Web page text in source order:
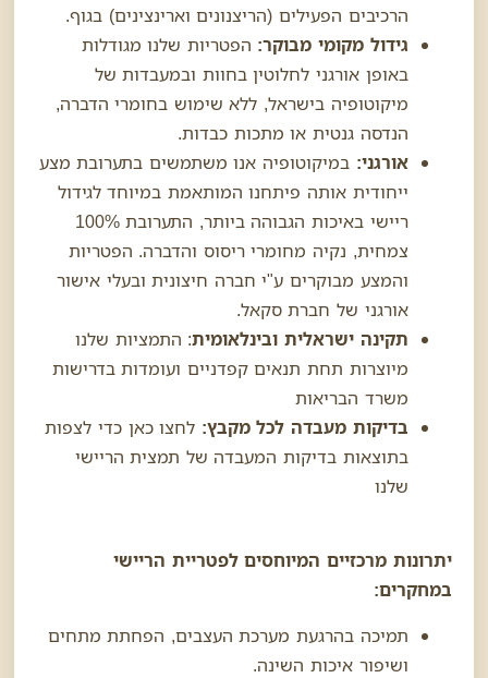
הרכיבים הפעילים (הריצנונים וארינצינים) בגוף.
גידול מקומי מבוקר: הפטריות שלנו מגודלות
באופן אורגני לחלוטין בחוות ובמעבדות של
מיקוטופיה בישראל, ללא שימוש בחומרי הדברה,
הנדסה גנטית או מתכות כבדות.
אורגני: במיקוטופיה אנו משתמשים בתערובת מצע
ייחודית אותה פיתחנו המותאמת במיוחד לגידול
ריישי באיכות הגבוהה ביותר, התערובת 100%
צמחית, נקיה מחומרי ריסוס והדברה. הפטריות
והמצע מבוקרים ע"י חברה חיצונית ובעלי אישור
אורגני של חברת סקאל.
תקינה ישראלית ובינלאומית: התמציות שלנו
מיוצרות תחת תנאים קפדניים ועומדות בדרישות
משרד הבריאות
בדיקות מעבדה לכל מקבץ: לחצו כאן כדי לצפות
בתוצאות בדיקות המעבדה של תמצית הריישי
שלנו
יתרונות מרכזיים המיוחסים לפטריית הריישי
במחקרים:
תמיכה בהרגעת מערכת העצבים, הפחתת מתחים
ושיפור איכות השינה.